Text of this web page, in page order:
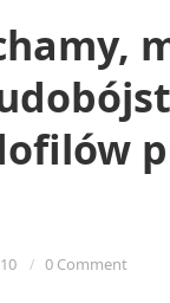
0 Comment